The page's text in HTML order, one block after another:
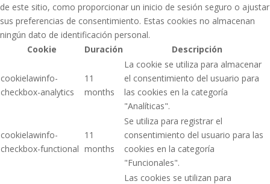
de este sitio, como proporcionar un inicio de sesión seguro o ajustar
sus preferencias de consentimiento. Estas cookies no almacenan
ningún dato de identificación personal.
Cookie
Duración Descripción
cookielawinfo-
checkbox-analytics
11
months
La cookie se utiliza para almacenar
el consentimiento del usuario para
las cookies en la categoría
"Analíticas".
cookielawinfo-
checkbox-functional
11
months
Se utiliza para registrar el
consentimiento del usuario para las
cookies en la categoría
"Funcionales".
Las cookies se utilizan para